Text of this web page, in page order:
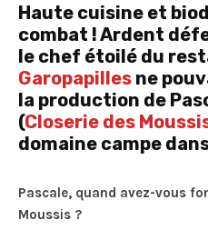
Haute cuisine et
combat ! Ardent
le chef étoilé du
Garopapilles ne
la production de
(Closerie des
domaine campe
Pascale, quand avez-vous
Moussis ?